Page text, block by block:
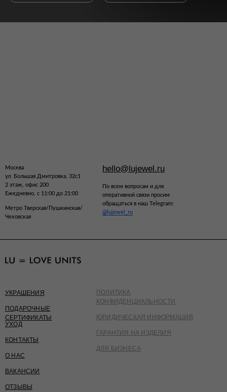
По всем вопросам и для
оперативной связи просим
обращаться в наш Telegram:
@lujewel_ru
Москва
ул. Большая Дмитровка, 32с1
2 этаж, офис 200
Ежедневно, с 11:00 до 21:00
hello@lujewel.ru
Метро Тверская/Пушкинская/
Чеховская
ПОЛИТИКА
КОНФИДЕНЦИАЛЬНОСТИ
ЮРИДИЧЕСКАЯ ИНФОРМАЦИЯ
ГАРАНТИЯ НА ИЗДЕЛИЯ
ДЛЯ БИЗНЕСА
УКРАШЕНИЯ
ПОДАРОЧНЫЕ
СЕРТИФИКАТЫ
КОНТАКТЫ
О НАС
УХОД
ОТЗЫВЫ
ВАКАНСИИ